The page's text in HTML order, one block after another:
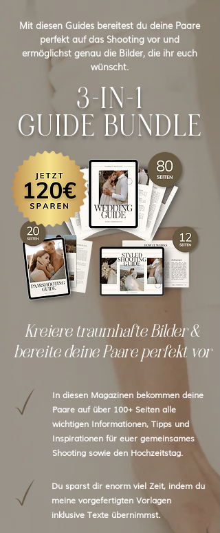
Mit diesen Guides bereitest du deine Paare
perfekt auf das Shooting vor und
ermöglichst genau die Bilder, die ihr euch
wünscht.
3-IN-1
GUIDE BUNDLE
Kreiere traumhafte Bilder &
bereite deine Paare perfekt vor
In diesen Magazinen bekommen deine
Paare auf über 100+ Seiten alle
wichtigen Informationen, Tipps und
Inspirationen für euer gemeinsames
Shooting sowie den Hochzeitstag.
Du sparst dir enorm viel Zeit, indem du
meine vorgefertigten Vorlagen
inklusive Texte übernimmst.